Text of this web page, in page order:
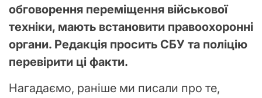
обговорення переміщення військової
техніки, мають встановити правоохоронні
органи. Редакція просить СБУ та поліцію
перевірити ці факти.
Нагадаємо, раніше ми писали про те,